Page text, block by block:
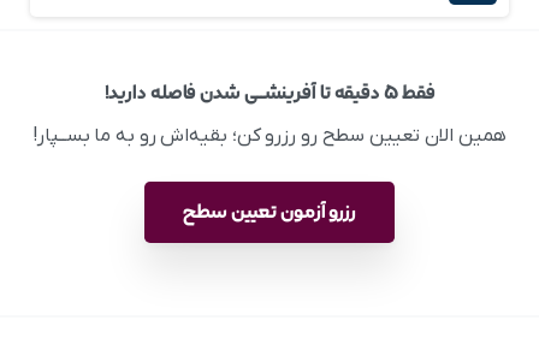
فقط ۵ دقیقه تا آفرینشــی شدن فاصله دارید!
همین الان تعیین سطح رو رزرو کن؛ بقیه‌اش رو به ما بســپار!
رزرو آزمون تعیین سطح